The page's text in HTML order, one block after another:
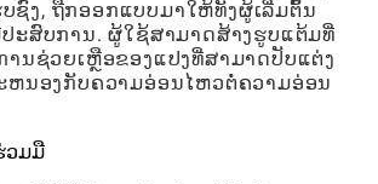
ບຊົງ, ຖືກອອກແບບມາໃຫ້ທັງຜູ້ເລີ່ມຕົ້ນ
ະສົບການ. ຜູ້ໃຊ້ສາມາດສ້າງຮູບແຕ້ມທີ່
ານຊ່ວຍເຫຼືອຂອງແປງທີ່ສາມາດປັບແຕ່ງ
ຫນອງກັບຄວາມອ່ອນໄຫວຕໍ່ຄວາມອ່ອນ
ວມມື